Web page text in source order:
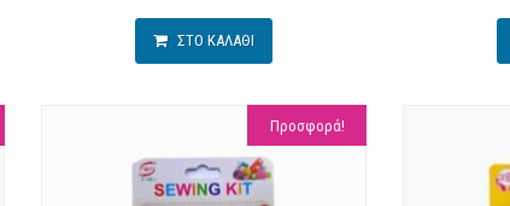
ΣΤΟ ΚΑΛΑΘΙ
Προσφορά!